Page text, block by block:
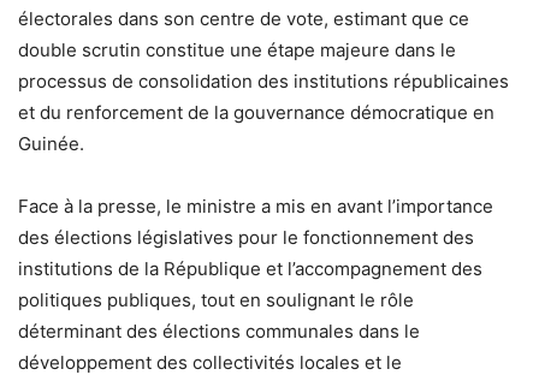
électorales dans son centre de vote, estimant que ce
double scrutin constitue une étape majeure dans le
processus de consolidation des institutions républicaines
et du renforcement de la gouvernance démocratique en
Guinée.
Face à la presse, le ministre a mis en avant l’importance
des élections législatives pour le fonctionnement des
institutions de la République et l’accompagnement des
politiques publiques, tout en soulignant le rôle
déterminant des élections communales dans le
développement des collectivités locales et le